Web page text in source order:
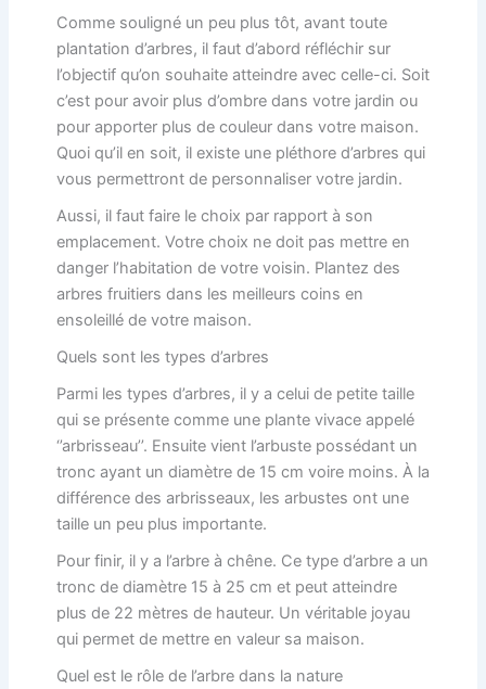
Comme souligné un peu plus tôt, avant toute
plantation d’arbres, il faut d’abord réfléchir sur
l’objectif qu’on souhaite atteindre avec celle-ci. Soit
c’est pour avoir plus d’ombre dans votre jardin ou
pour apporter plus de couleur dans votre maison.
Quoi qu’il en soit, il existe une pléthore d’arbres qui
vous permettront de personnaliser votre jardin.
Aussi, il faut faire le choix par rapport à son
emplacement. Votre choix ne doit pas mettre en
danger l’habitation de votre voisin. Plantez des
arbres fruitiers dans les meilleurs coins en
ensoleillé de votre maison.
Quels sont les types d’arbres
Parmi les types d’arbres, il y a celui de petite taille
qui se présente comme une plante vivace appelé
‘’arbrisseau’’. Ensuite vient l’arbuste possédant un
tronc ayant un diamètre de 15 cm voire moins. À la
différence des arbrisseaux, les arbustes ont une
taille un peu plus importante.
Pour finir, il y a l’arbre à chêne. Ce type d’arbre a un
tronc de diamètre 15 à 25 cm et peut atteindre
plus de 22 mètres de hauteur. Un véritable joyau
qui permet de mettre en valeur sa maison.
Quel est le rôle de l’arbre dans la nature